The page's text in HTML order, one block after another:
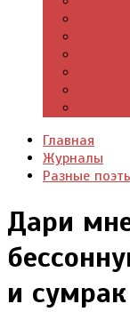
Главная
Журналы
Разные
Дари
и